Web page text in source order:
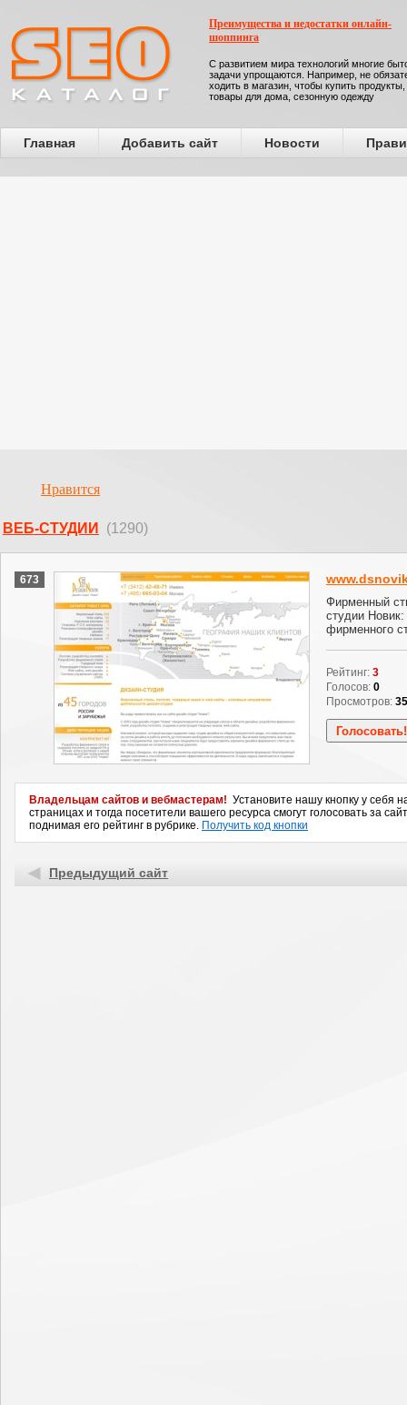
Преимущества и недостатки онлайн-
шоппинга
С развитием мира технологий многие
задачи упрощаются. Например, не
ходить в магазин, чтобы купить продукты,
товары для дома, сезонную одежду
Главная Добавить сайт Новости
Нравится
ВЕБ-СТУДИИ (1290)
673
Фирменный
студии Новик:
фирменного
Рейтинг: 3
Голосов: 0
Просмотров:
Владельцам сайтов и вебмастерам! Установите нашу кнопку у себя
страницах и тогда посетители вашего ресурса смогут голосовать за
поднимая его рейтинг в рубрике. Получить код кнопки
Предыдущий сайт